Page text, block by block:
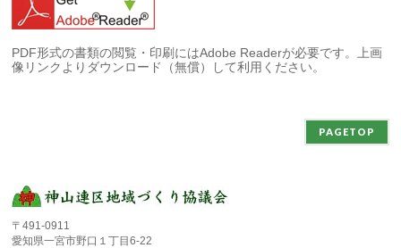
PDF形式の書類の閲覧・印刷にはAdobe Readerが必要です。上画
像リンクよりダウンロード（無償）して利用ください。
PAGETOP
〒491-0911
愛知県一宮市野口１丁目6-22